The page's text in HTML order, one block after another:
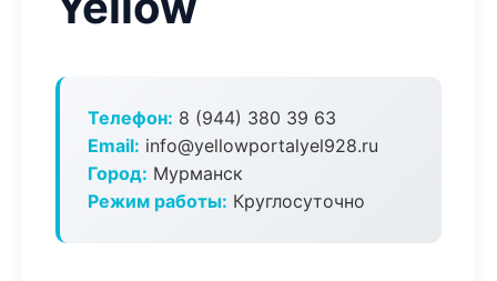
Телефон: 8 (944) 380 39 63
Email: info@yellowportalyel928.ru
Город: Мурманск
Режим работы: Круглосуточно